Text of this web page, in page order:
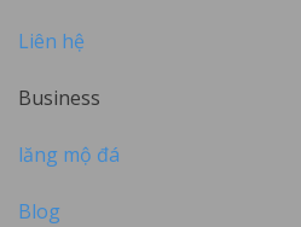
Liên hệ
Business
lăng mộ đá
Blog